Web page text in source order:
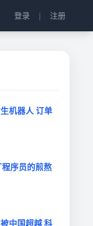
登录 | 注册
机器人 订单
序员的煎熬
中国超越 科